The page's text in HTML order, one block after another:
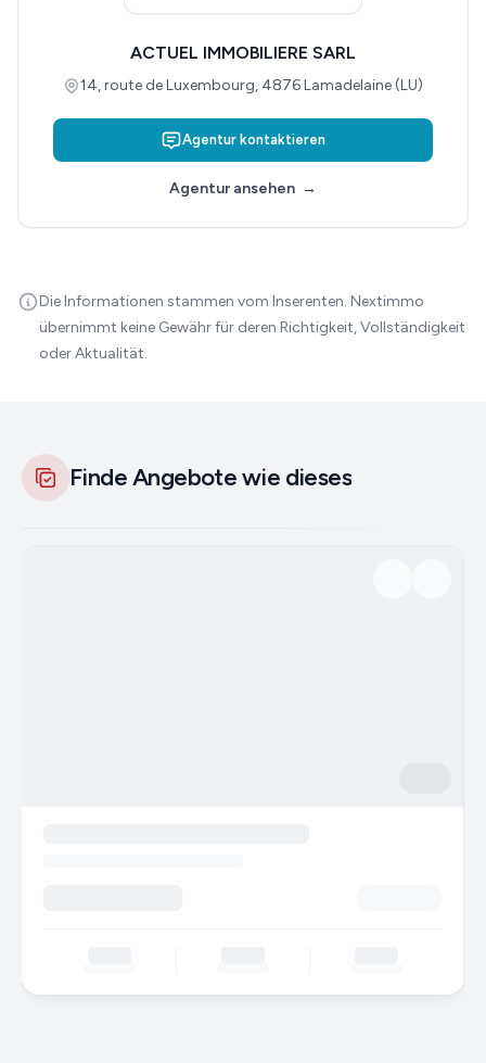
ACTUEL IMMOBILIERE SARL
14, route de Luxembourg, 4876 Lamadelaine (LU)
Agentur kontaktieren
Agentur ansehen →
Die Informationen stammen vom Inserenten. Nextimmo
übernimmt keine Gewähr für deren Richtigkeit, Vollständigkeit
oder Aktualität.
Finde Angebote wie dieses